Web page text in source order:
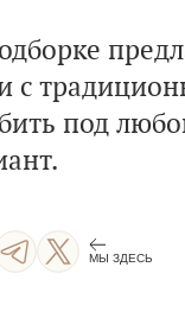
под
МЫ ЗДЕСЬ